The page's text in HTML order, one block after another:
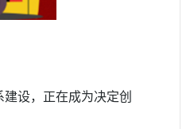
设，正在成为决定创